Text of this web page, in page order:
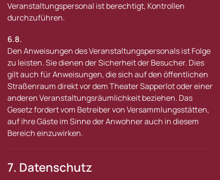
Veranstaltungspersonal ist berechtigt, Kontrollen
durchzuführen.
6.8.
Den Anweisungen des Veranstaltungspersonals ist Folge
zu leisten. Sie dienen der Sicherheit der Besucher. Dies
gilt auch für Anweisungen, die sich auf den öffentlichen
Straßenraum direkt vor dem Theater Sapperlot oder einer
anderen Veranstaltungsräumlichkeit beziehen. Das
Gesetz fordert vom Betreiber von Versammlungsstätten,
auf ihre Gäste im Sinne der Anwohner auch in diesem
Bereich einzuwirken.
7. Datenschutz